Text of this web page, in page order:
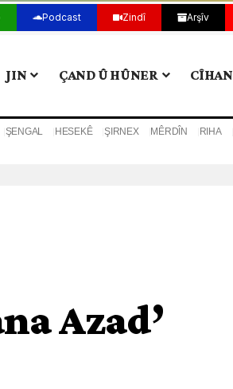
Podcast Zindî Arşîv
JIN ÇAND Û HÛNER CÎHAN
ŞENGAL HESEKÊ ŞIRNEX MÊRDÎN RIHA
Azad’